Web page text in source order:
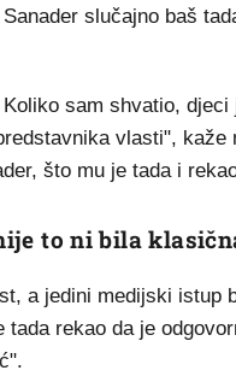
slučajno baš
sam shvatio,
vlasti", kaže
što mu je tada i
to ni bila
a jedini medijski istup
rekao da je